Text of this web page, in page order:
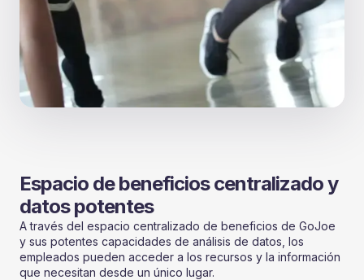
Espacio de beneficios centralizado y
datos potentes
A través del espacio centralizado de beneficios de GoJoe
y sus potentes capacidades de análisis de datos, los
empleados pueden acceder a los recursos y la información
que necesitan desde un único lugar.